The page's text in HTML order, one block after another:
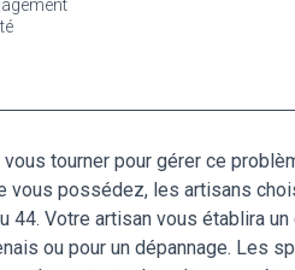
tourner pour gérer ce
vous possédez, les artisans
44. Votre artisan vous établira
ou pour un dépannage. Les